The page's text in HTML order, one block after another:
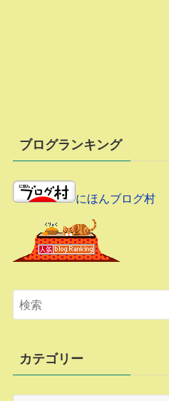
ブログランキング
にほんブログ村
カテゴリー